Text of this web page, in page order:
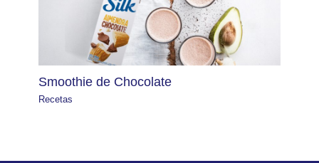
Smoothie de Chocolate
Recetas